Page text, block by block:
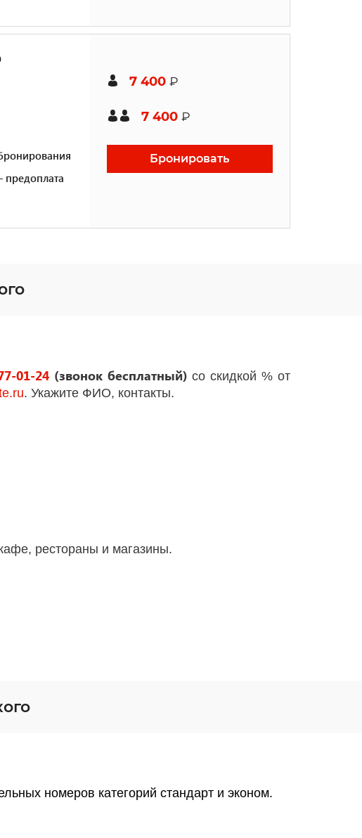
7 400 ₽
7 400 ₽
Бронировать
01-24(звонок бесплатный) со скидкой % от
.ru. Укажите ФИО, контакты.
рестораны и магазины.
номеров категорий стандарт и эконом.